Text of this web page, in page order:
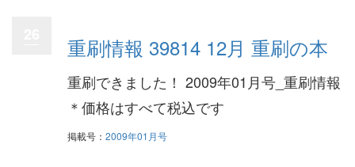
重刷情報 39814 12月 重刷の本
重刷できました！ 2009年01月号_重刷情報
＊価格はすべて税込です
掲載号： 2009年01月号